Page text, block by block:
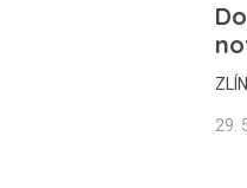
29.